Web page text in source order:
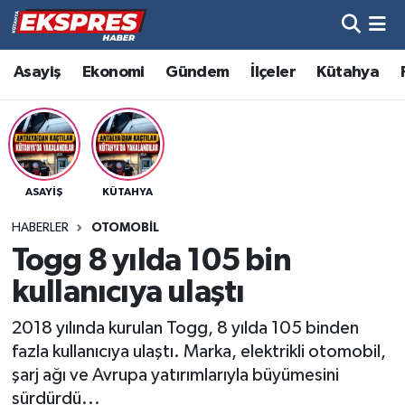
Asayiş Ekonomi Gündem İlçeler Kütahya
ASAYIŞ KÜTAHYA
HABERLER OTOMOBIL
Togg 8 yılda 105 bin
kullanıcıya ulaştı
2018 yılında kurulan Togg, 8 yılda 105 binden
fazla kullanıcıya ulaştı. Marka, elektrikli otomobil,
şarj ağı ve Avrupa yatırımlarıyla büyümesini
sürdürdü...
Altıntaş
Asayiş
Aslanapa
Bölge
Çavdarhisar
Domaniç
Dumlupınar
Hava Durumu
Trafik Durumu
Süper Lig Puan Durumu ve Fikstür
Son Dakika Haberleri
Haber Arşivi